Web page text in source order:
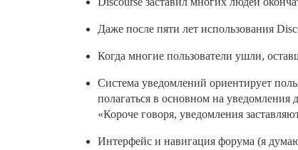
Даже после пяти лет использования
Когда многие пользователи ушли,
Система уведомлений ориентирует
полагаться в основном на уведомления
«Короче говоря, уведомления
Интерфейс и навигация форума (я